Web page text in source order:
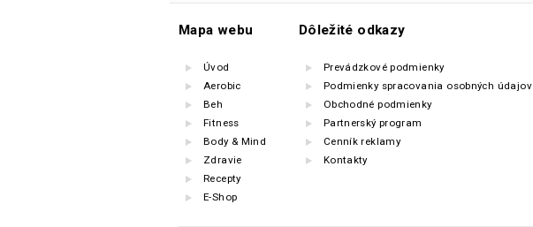
Mapa webu
Úvod
Aerobic
Beh
Fitness
Body & Mind
Zdravie
Recepty
E-Shop
Dôležité odkazy
Prevádzkové podmienky
Podmienky spracovania osobných údajov
Obchodné podmienky
Partnerský program
Cenník reklamy
Kontakty